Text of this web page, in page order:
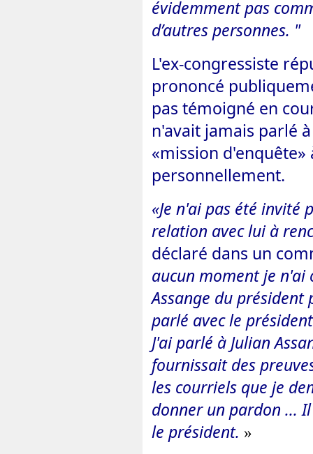
évidemment pas
d’autres personnes. "
L'ex-congressiste
prononcé
pas témoigné en
n'avait jamais parlé
«mission d'enquête»
personnellement.
«Je n'ai pas été invité
relation avec lui à
déclaré dans un
aucun moment je n'ai
Assange du président
parlé avec le
J'ai parlé à Julian
fournissait des
les courriels que je
donner un pardon ...
le président. »